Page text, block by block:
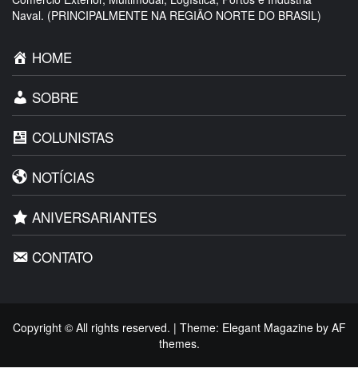
Naval. (PRINCIPALMENTE NA REGIÃO NORTE DO BRASIL)
HOME
SOBRE
COLUNISTAS
NOTÍCIAS
ANIVERSARIANTES
CONTATO
Copyright © All rights reserved. | Theme: Elegant Magazineby AF
themes.